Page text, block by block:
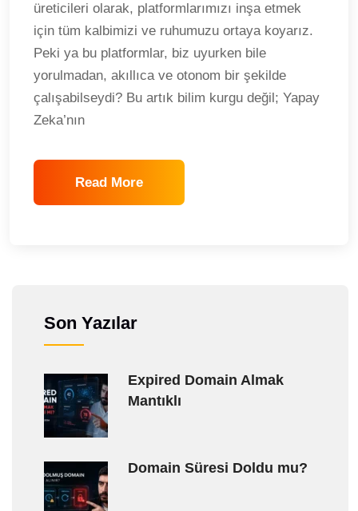
üreticileri olarak, platformlarımızı inşa etmek
için tüm kalbimizi ve ruhumuzu ortaya koyarız.
Peki ya bu platformlar, biz uyurken bile
yorulmadan, akıllıca ve otonom bir şekilde
çalışabilseydi? Bu artık bilim kurgu değil; Yapay
Zeka’nın
Read More
Son Yazılar
Expired Domain Almak
Mantıklı
Domain Süresi Doldu mu?